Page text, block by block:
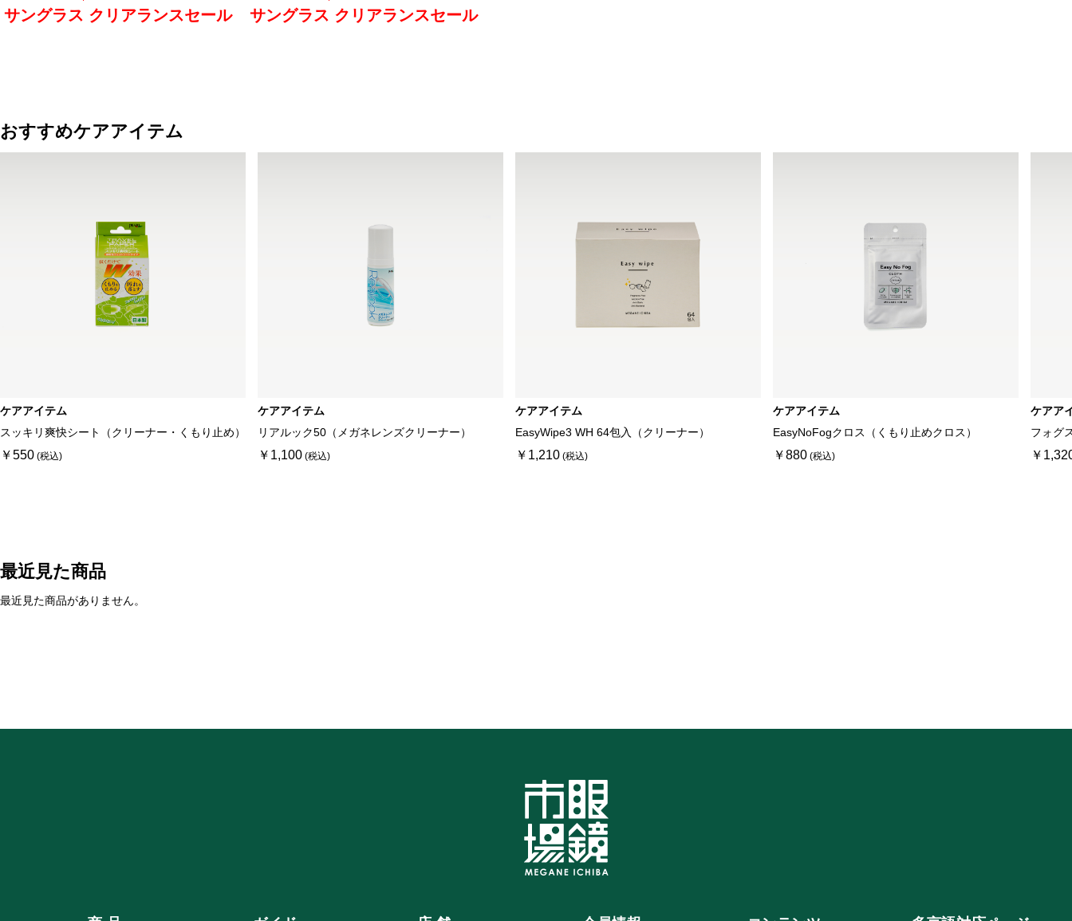
サングラス クリアランスセール サングラス クリアランスセール
おすすめケアアイテム
ケアアイテム
スッキリ爽快シート（クリーナー・くもり止め）
￥550
ケアアイテム
リアルック50（メガネレンズクリーナー）
￥1,100
ケアアイテム
EasyWipe3 WH 64包入（クリーナー）
￥1,210
ケアアイテム
EasyNoFogクロス（くもり止めクロス）
￥880
ケアア
フォグ
￥
最近見た商品
最近見た商品がありません。